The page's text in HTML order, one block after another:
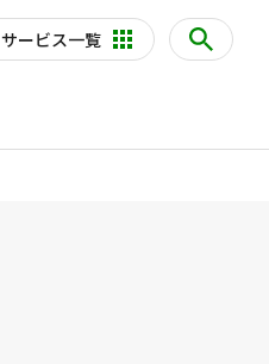
サービス一覧